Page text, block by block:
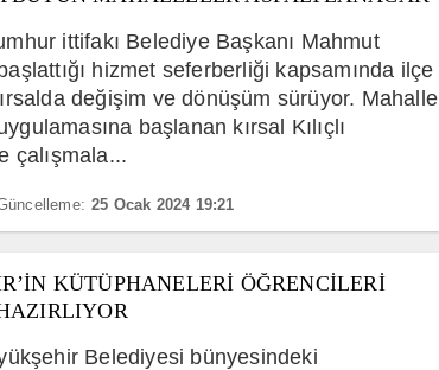
ittifakı Belediye Başkanı Mahmut
hizmet seferberliği kapsamında ilçe
değişim ve dönüşüm sürüyor. Mahalle
başlanan kırsal Kılıçlı
çalışmala...
25 Ocak 2024 19:21
KÜTÜPHANELERİ ÖĞRENCİLERİ
Belediyesi bünyesindeki